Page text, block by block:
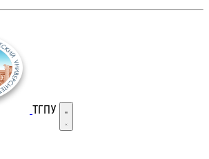
ТГПУ Открыть меню